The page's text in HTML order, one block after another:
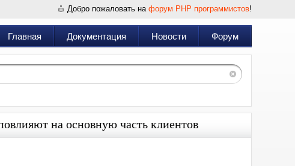
Добро пожаловать на форум PHP программистов!
Главная Документация Новости Форум
на основную часть клиентов